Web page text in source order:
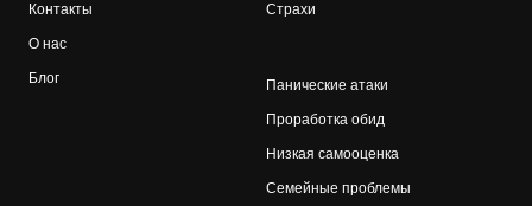
Контакты
О нас
Блог
Страхи
Панические атаки
Проработка обид
Низкая самооценка
Семейные проблемы